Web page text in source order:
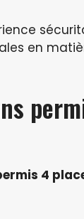
en
4